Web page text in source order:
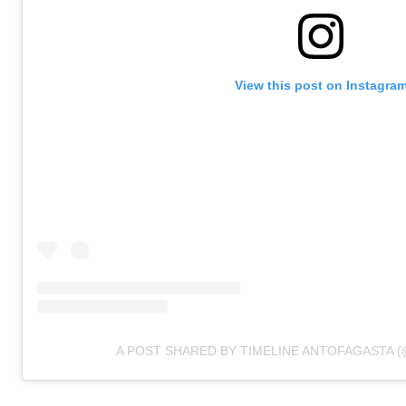
View this post on
A POST SHARED BY TIMELINE ANTOFAGASTA